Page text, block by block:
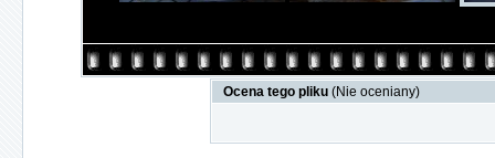
Ocena tego pliku (Nie oceniany)